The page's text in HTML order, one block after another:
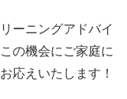
ーニングアドバイ
の機会にご家庭に
応えいたします！